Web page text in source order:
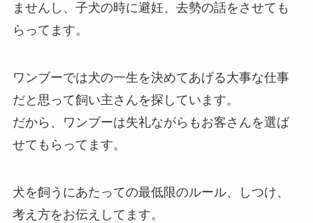
ませんし、子犬の時に避妊、去勢の話をさせても
らってます。
ワンブーでは犬の一生を決めてあげる大事な仕事
だと思って飼い主さんを探しています。
だから、ワンブーは失礼ながらもお客さんを選ば
せてもらってます。
犬を飼うにあたっての最低限のルール、しつけ、
考え方をお伝えしてます。